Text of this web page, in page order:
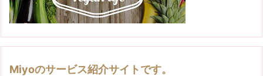
Miyoのサービス紹介サイトです。